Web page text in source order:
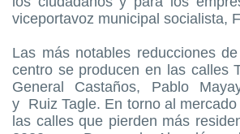
viceportavoz municipal socialista,
Las más notables reducciones
centro se producen en las calles
General Castaños, Pablo
y Ruiz Tagle. En torno al
las calles que pierden más